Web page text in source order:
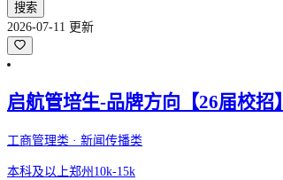
搜索
2026-07-11 更新
启航管培生-品牌方向【26届校招】
工商管理类 · 新闻传播类
本科及以上郑州 10k-15k